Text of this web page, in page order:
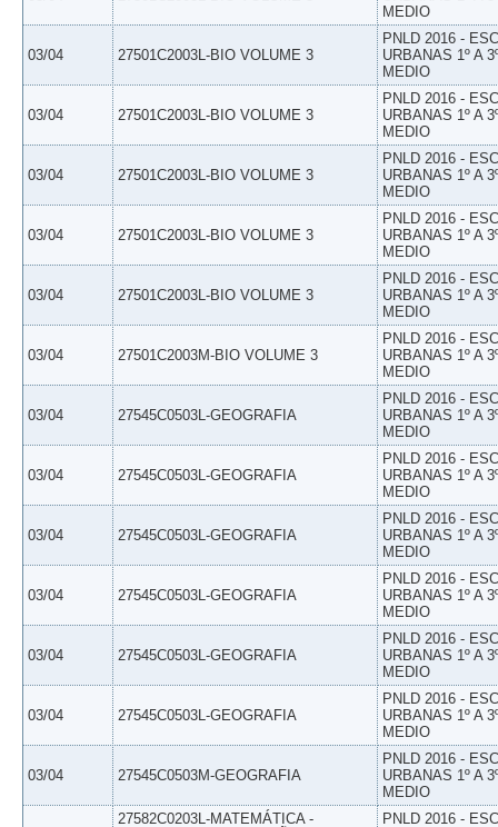
MEDIO
03/04 27501C2003L-BIO VOLUME 3
PNLD 2016 -
URBANAS 1º A
MEDIO
03/04 27501C2003L-BIO VOLUME 3
PNLD 2016 -
URBANAS 1º A
MEDIO
03/04 27501C2003L-BIO VOLUME 3
PNLD 2016 -
URBANAS 1º A
MEDIO
03/04 27501C2003L-BIO VOLUME 3
PNLD 2016 -
URBANAS 1º A
MEDIO
03/04 27501C2003L-BIO VOLUME 3
PNLD 2016 -
URBANAS 1º A
MEDIO
03/04 27501C2003M-BIO VOLUME 3
PNLD 2016 -
URBANAS 1º A
MEDIO
03/04 27545C0503L-GEOGRAFIA
PNLD 2016 -
URBANAS 1º A
MEDIO
03/04 27545C0503L-GEOGRAFIA
PNLD 2016 -
URBANAS 1º A
MEDIO
03/04 27545C0503L-GEOGRAFIA
PNLD 2016 -
URBANAS 1º A
MEDIO
03/04 27545C0503L-GEOGRAFIA
PNLD 2016 -
URBANAS 1º A
MEDIO
03/04 27545C0503L-GEOGRAFIA
PNLD 2016 -
URBANAS 1º A
MEDIO
03/04 27545C0503L-GEOGRAFIA
PNLD 2016 -
URBANAS 1º A
MEDIO
03/04 27545C0503M-GEOGRAFIA
PNLD 2016 -
URBANAS 1º A
MEDIO
27582C0203L-MATEMÁTICA -
PNLD 2016 -